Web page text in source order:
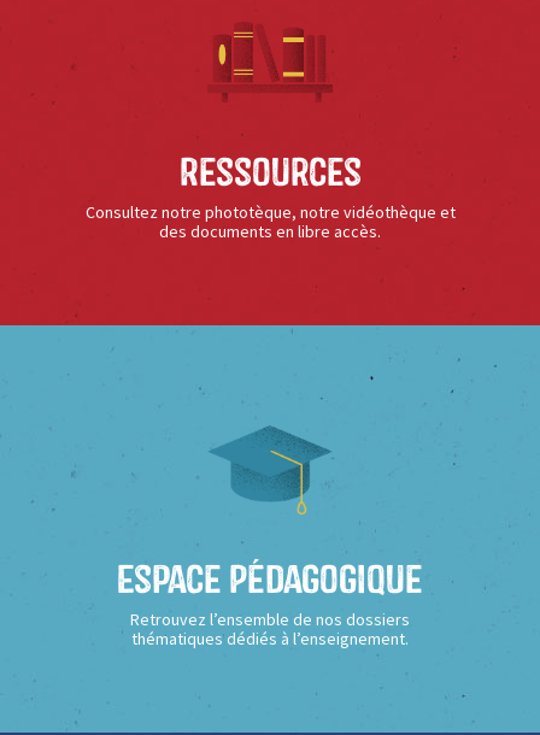
Ressources
Consultez notre phototèque, notre vidéothèque et
des documents en libre accès.
Espace Pédagogique
Retrouvez l’ensemble de nos dossiers
thématiques dédiés à l’enseignement.